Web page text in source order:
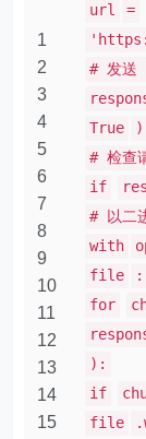
1
2
3
4
5
6
7
8
9
10
11
12
13
14
15
url
=
# 发送
True
)
# 检查
if
# 以二
with
file
:
for
):
if
file